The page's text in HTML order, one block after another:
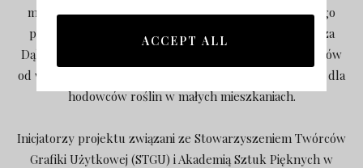
multidyscyplinarnego studia projektowego tworzonego
przez duet projektantów – Justynę Fałdzińską i Miłosza
Dąbrowskiego – projektującego szeroką gamę produktów
od wyjątkowych i nagradzanych mebli po mini szklarnie dla
hodowców roślin w małych mieszkaniach.
Inicjatorzy projektu związani ze Stowarzyszeniem Twórców
Grafiki Użytkowej (STGU) i Akademią Sztuk Pięknych w
ACCEPT ALL